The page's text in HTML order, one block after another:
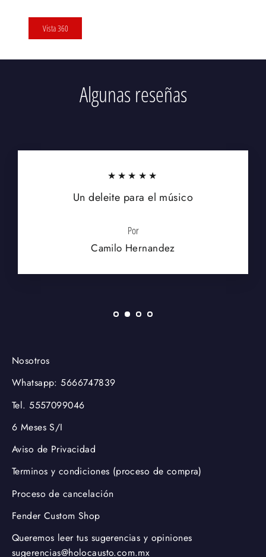
Vista 360
Algunas reseñas
★★★★★
Un deleite para el músico
Por
Camilo Hernandez
Nosotros
Whatsapp: 5666747839
Tel. 5557099046
6 Meses S/I
Aviso de Privacidad
Terminos y condiciones (proceso de compra)
Proceso de cancelación
Fender Custom Shop
Queremos leer tus sugerencias y opiniones
sugerencias@holocausto.com.mx